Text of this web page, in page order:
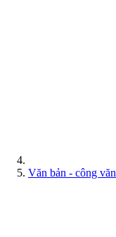
Văn bản - công văn